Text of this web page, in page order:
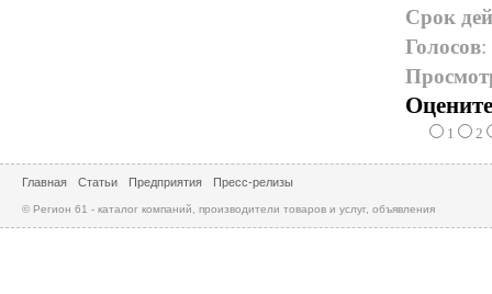
Срок
Голосов:
1 2
Главная Статьи Предприятия Пресс-релизы
© Регион 61 - каталог компаний, производители товаров и услуг, объявления